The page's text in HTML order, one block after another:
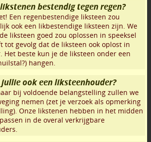
bestendig tegen regen?
Een regenbestendige liksteen zou
ook een likbestendige liksteen zijn. We
liksteen goed zou oplossen in speeksel
tot gevolg dat de liksteen ook oplost in
Het beste kun je de liksteen onder een
hangen.
jullie ook een liksteenhouder?
bij voldoende belangstelling zullen we
nemen (zet je verzoek als opmerking
Onze likstenen hebben in het midden
in de overal verkrijgbare